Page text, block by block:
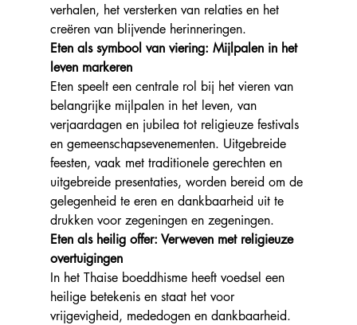
verhalen, het versterken van relaties en het
creëren van blijvende herinneringen.
Eten als symbool van viering: Mijlpalen in het
leven markeren
Eten speelt een centrale rol bij het vieren van
belangrijke mijlpalen in het leven, van
verjaardagen en jubilea tot religieuze festivals
en gemeenschapsevenementen. Uitgebreide
feesten, vaak met traditionele gerechten en
uitgebreide presentaties, worden bereid om de
gelegenheid te eren en dankbaarheid uit te
drukken voor zegeningen en zegeningen.
Eten als heilig offer: Verweven met religieuze
overtuigingen
In het Thaise boeddhisme heeft voedsel een
heilige betekenis en staat het voor
vrijgevigheid, mededogen en dankbaarheid.